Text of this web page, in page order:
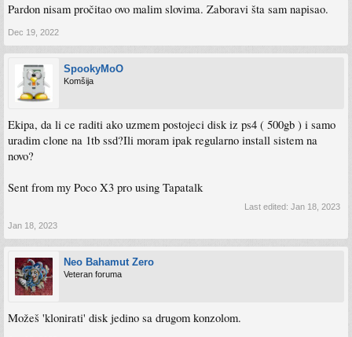
Pardon nisam pročitao ovo malim slovima. Zaboravi šta sam napisao.
Dec 19, 2022
SpookyMoO
Komšija
Ekipa, da li ce raditi ako uzmem postojeci disk iz ps4 ( 500gb ) i samo
uradim clone na 1tb ssd?Ili moram ipak regularno install sistem na
novo?
Sent from my Poco X3 pro using Tapatalk
Last edited: Jan 18, 2023
Jan 18, 2023
Neo Bahamut Zero
Veteran foruma
Možeš 'klonirati' disk jedino sa drugom konzolom.